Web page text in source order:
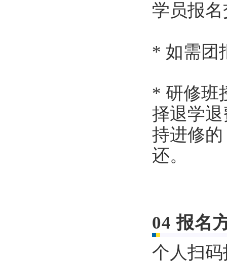
学员报
* 如需团
* 研修班
择退学
持进修
还。
04 报名
个人扫